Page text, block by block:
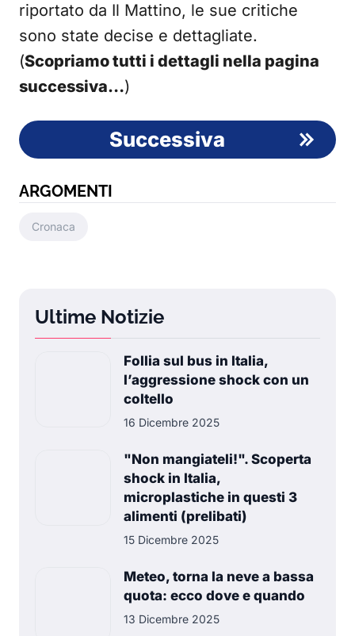
riportato da Il Mattino, le sue critiche
sono state decise e dettagliate.
(Scopriamo tutti i dettagli nella pagina
successiva…)
Successiva
ARGOMENTI
Cronaca
Ultime Notizie
Follia sul bus in Italia,
l’aggressione shock con un
coltello
16 Dicembre 2025
"Non mangiateli!". Scoperta
shock in Italia,
microplastiche in questi 3
alimenti (prelibati)
15 Dicembre 2025
Meteo, torna la neve a bassa
quota: ecco dove e quando
13 Dicembre 2025